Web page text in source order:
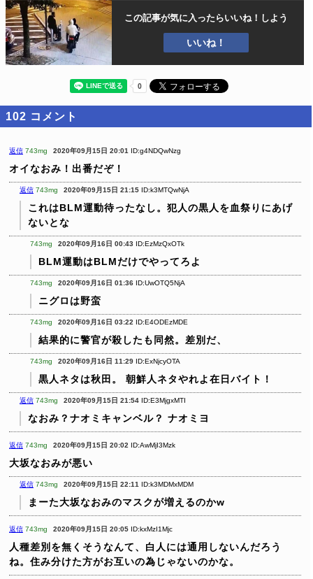
この記事が気に入ったらいいね！しよう
いいね！
102 コメント
返信 743mg 2020年09月15日 20:01 ID:g4NDQwNzg
オイなおみ！出番だぞ！
返信 743mg 2020年09月15日 21:15 ID:k3MTQwNjA
これはBLM運動待ったなし。犯人の黒人を血祭りにあげ
ないとな
743mg 2020年09月16日 00:43 ID:EzMzQxOTk
BLM運動はBLMだけでやってろよ
743mg 2020年09月16日 01:36 ID:UwOTQ5NjA
ニグロは野蛮
743mg 2020年09月16日 03:22 ID:E4ODEzMDE
結果的に警官が殺したも同然。差別だ、
743mg 2020年09月16日 11:29 ID:ExNjcyOTA
黒人ネタは秋田。 朝鮮人ネタやれよ在日バイト！
返信 743mg 2020年09月15日 21:54 ID:E3MjgxMTI
なおみ？ナオミキャンベル？ ナオミヨ
返信 743mg 2020年09月15日 20:02 ID:AwMjI3Mzk
大坂なおみが悪い
返信 743mg 2020年09月15日 22:11 ID:k3MDMxMDM
まーた大坂なおみのマスクが増えるのかw
返信 743mg 2020年09月15日 20:05 ID:kxMzI1Mjc
人種差別を無くそうなんて、白人には通用しないんだろう
ね。住み分けた方がお互いの為じゃないのかな。